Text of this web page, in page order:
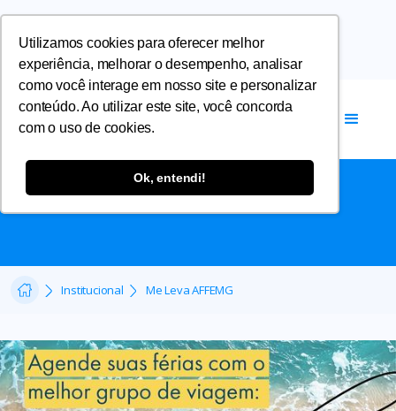
Utilizamos cookies para oferecer melhor
experiência, melhorar o desempenho, analisar
como você interage em nosso site e personalizar
conteúdo. Ao utilizar este site, você concorda
com o uso de cookies.
Ok, entendi!
ME LEVA AFFEMG
A cada mês, um novo destino para você!
Institucional Me Leva AFFEMG